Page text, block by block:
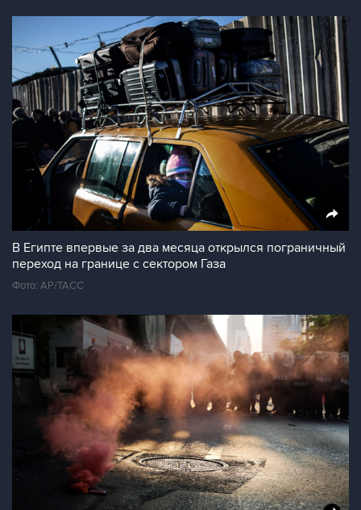
В Египте впервые за два месяца открылся пограничный
переход на границе с сектором Газа
Фото: AP/ТАСС